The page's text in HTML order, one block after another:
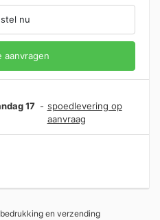
nu
aanvragen
17 - spoedlevering op
aanvraag
en verzending